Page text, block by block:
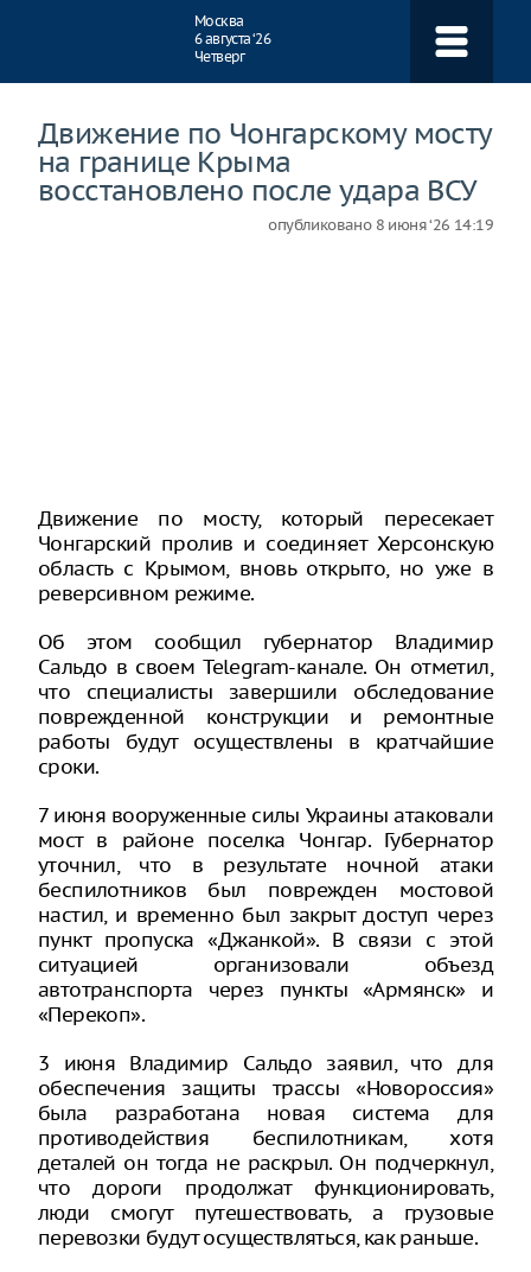
Москва
6 августа ‘26
Четверг
Движение по Чонгарскому мосту
на границе Крыма
восстановлено после удара ВСУ
опубликовано 8 июня ‘26 14:19
Движение по мосту, который пересекает
Чонгарский пролив и соединяет Херсонскую
область с Крымом, вновь открыто, но уже в
реверсивном режиме.
Об этом сообщил губернатор Владимир
Сальдо в своем Telegram-канале. Он отметил,
что специалисты завершили обследование
поврежденной конструкции и ремонтные
работы будут осуществлены в кратчайшие
сроки.
7 июня вооруженные силы Украины атаковали
мост в районе поселка Чонгар. Губернатор
уточнил, что в результате ночной атаки
беспилотников был поврежден мостовой
настил, и временно был закрыт доступ через
пункт пропуска «Джанкой». В связи с этой
ситуацией организовали объезд
автотранспорта через пункты «Армянск» и
«Перекоп».
3 июня Владимир Сальдо заявил, что для
обеспечения защиты трассы «Новороссия»
была разработана новая система для
противодействия беспилотникам, хотя
деталей он тогда не раскрыл. Он подчеркнул,
что дороги продолжат функционировать,
люди смогут путешествовать, а грузовые
перевозки будут осуществляться, как раньше.